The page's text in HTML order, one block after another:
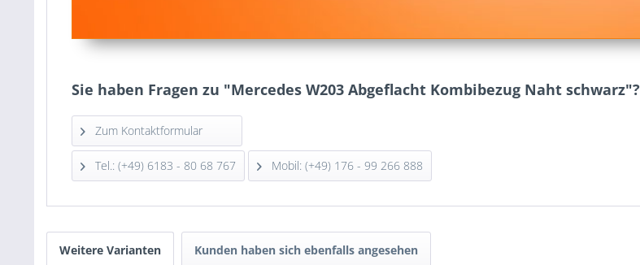
Sie haben Fragen zu "Mercedes W203 Abgeflacht Kombibezug Naht schwarz"?
Zum Kontaktformular
Tel.: (+49) 6183 - 80 68 767 Mobil: (+49) 176 - 99 266 888
Weitere Varianten Kunden haben sich ebenfalls angesehen